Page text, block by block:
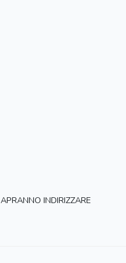
INDIRIZZARE